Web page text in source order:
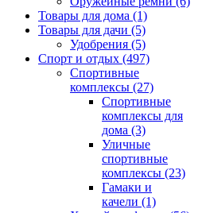
Товары для дома (1)
Товары для дачи (5)
Удобрения (5)
Спорт и отдых (497)
Спортивные
комплексы (27)
Спортивные
комплексы для
дома (3)
Уличные
спортивные
комплексы (23)
Гамаки и
качели (1)